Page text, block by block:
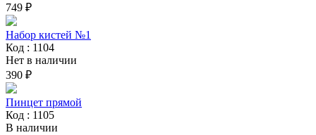
749 ₽
Набор кистей №1
Код : 1104
Нет в наличии
390 ₽
Пинцет прямой
Код : 1105
В наличии